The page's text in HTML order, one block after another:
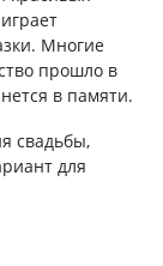
Многие
прошло в
в памяти.
свадьбы,
для